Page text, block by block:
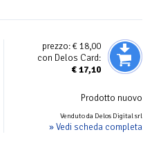
prezzo:€ 18,00
con Delos Card:
€17,10
Prodotto nuovo
Venduto da Delos Digital srl
» Vedi scheda completa